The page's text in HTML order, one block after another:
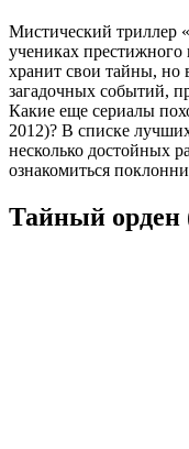
Мистический триллер
учениках
хранит свои тайны, но
загадочных событий,
Какие еще сериалы
2012)? В списке
несколько достойных
ознакомиться
Тайный орден